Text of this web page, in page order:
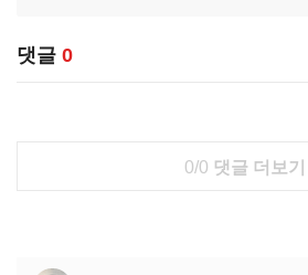
댓글 0
0/0 댓글 더보기